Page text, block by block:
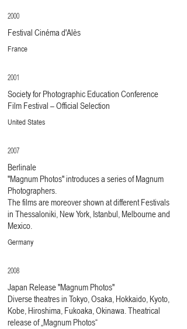
2000
Festival Cinéma d'Alès
France
2001
Society for Photographic Education Conference
Film Festival – Official Selection
United States
2007
Berlinale
"Magnum Photos" introduces a series of Magnum
Photographers.
The films are moreover shown at different Festivals
in Thessaloniki, New York, Istanbul, Melbourne and
Mexico.
Germany
2008
Japan Release "Magnum Photos"
Diverse theatres in Tokyo, Osaka, Hokkaido, Kyoto,
Kobe, Hiroshima, Fukoaka, Okinawa. Theatrical
release of „Magnum Photos“